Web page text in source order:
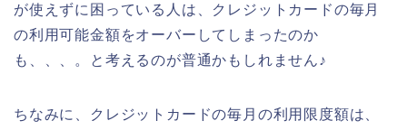
が使えずに困っている人は、クレジットカードの毎月
の利用可能金額をオーバーしてしまったのか
も、、、。と考えるのが普通かもしれません♪
ちなみに、クレジットカードの毎月の利用限度額は、